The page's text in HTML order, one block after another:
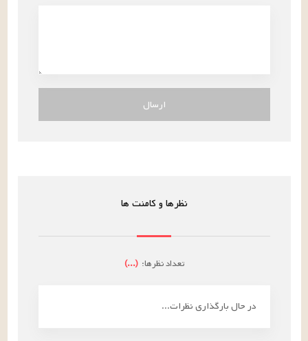
ارسال
نظرها و کامنت ها
تعداد نظرها: (
...
)
در حال بارگذاری نظرات...